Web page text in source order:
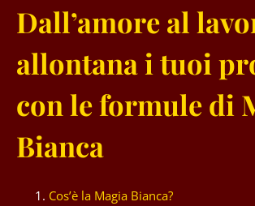
Dall’amore al
allontana i tuoi
con le formule di
Bianca
Cos’è la Magia Bianca?